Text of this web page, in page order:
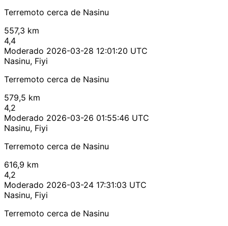
Terremoto cerca de Nasinu
557,3 km
4,4
Moderado 2026-03-28 12:01:20 UTC
Nasinu, Fiyi
Terremoto cerca de Nasinu
579,5 km
4,2
Moderado 2026-03-26 01:55:46 UTC
Nasinu, Fiyi
Terremoto cerca de Nasinu
616,9 km
4,2
Moderado 2026-03-24 17:31:03 UTC
Nasinu, Fiyi
Terremoto cerca de Nasinu